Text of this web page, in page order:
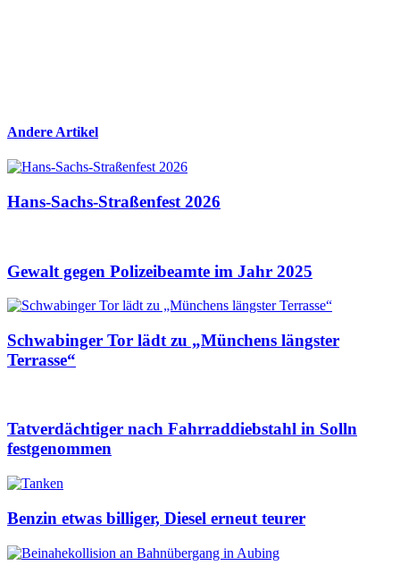
Andere Artikel
Hans-Sachs-Straßenfest 2026
Gewalt gegen Polizeibeamte im Jahr 2025
Schwabinger Tor lädt zu „Münchens längster
Terrasse“
Tatverdächtiger nach Fahrraddiebstahl in Solln
festgenommen
Benzin etwas billiger, Diesel erneut teurer